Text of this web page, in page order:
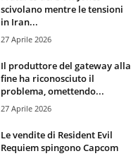
scivolano mentre le tensioni
in Iran...
27 Aprile 2026
Il produttore del gateway alla
fine ha riconosciuto il
problema, omettendo...
27 Aprile 2026
Le vendite di Resident Evil
Requiem spingono Capcom